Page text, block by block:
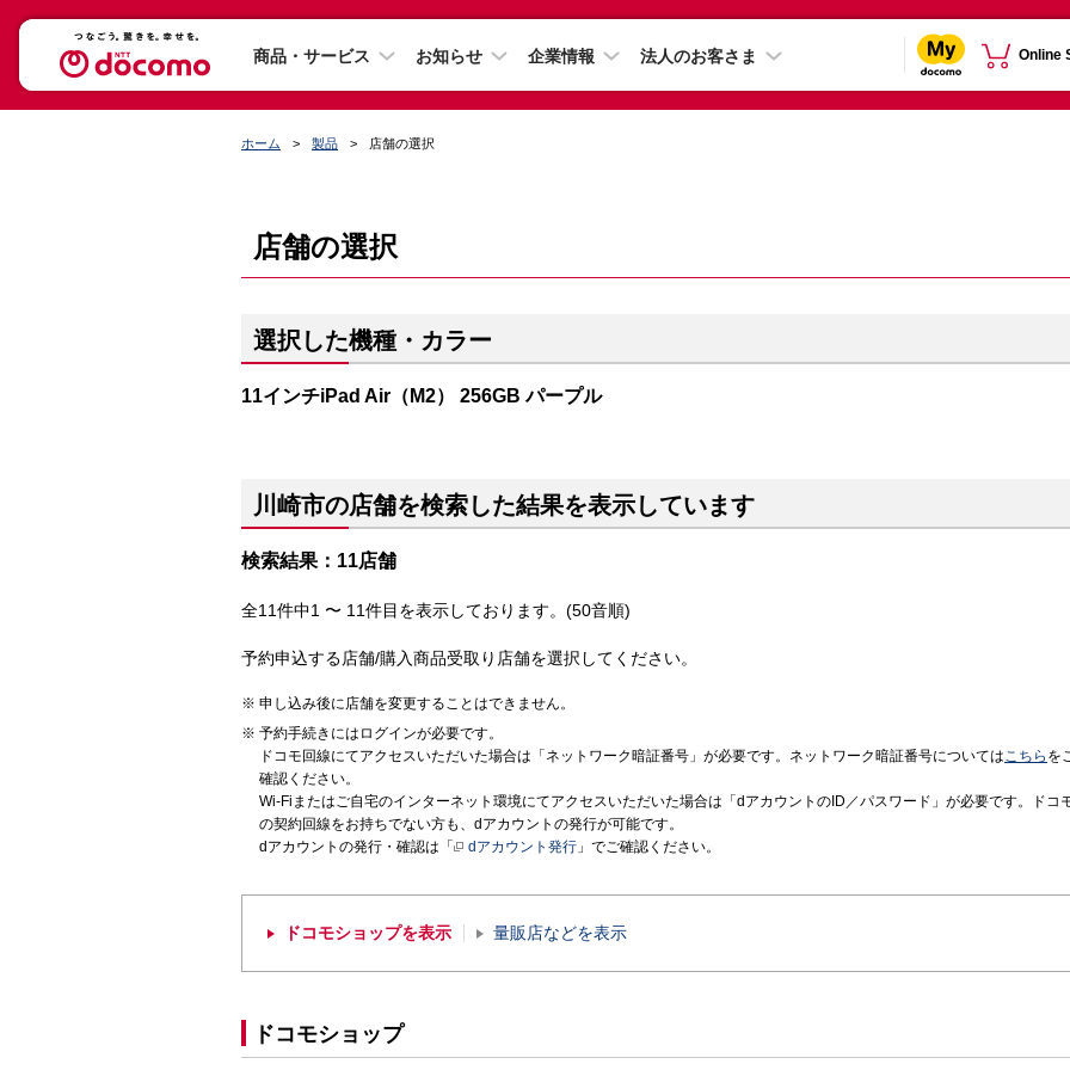
商品・サービス お知らせ 企業情報 法人のお客さま Online
ホーム 製品 店舗の選択
店舗の選択
選択した機種・カラー
11インチiPad Air（M2） 256GB パープル
川崎市の店舗を検索した結果を表示しています
検索結果：11店舗
全11件中1 〜 11件目を表示しております。(50音順)
予約申込する店舗/購入商品受取り店舗を選択してください。
申し込み後に店舗を変更することはできません。
予約手続きにはログインが必要です。
ドコモ回線にてアクセスいただいた場合は「ネットワーク暗証番号」が必要です。ネットワーク暗証番号についてはこちら を
確認ください。
Wi-Fiまたはご自宅のインターネット環境にてアクセスいただいた場合は「dアカウントのID／パスワード」が必要です。ドコ
の契約回線をお持ちでない方も、dアカウントの発行が可能です。
dアカウントの発行・確認は「
dアカウント発行 」でご確認ください。
ドコモショップを表示 量販店などを表示
ドコモショップ